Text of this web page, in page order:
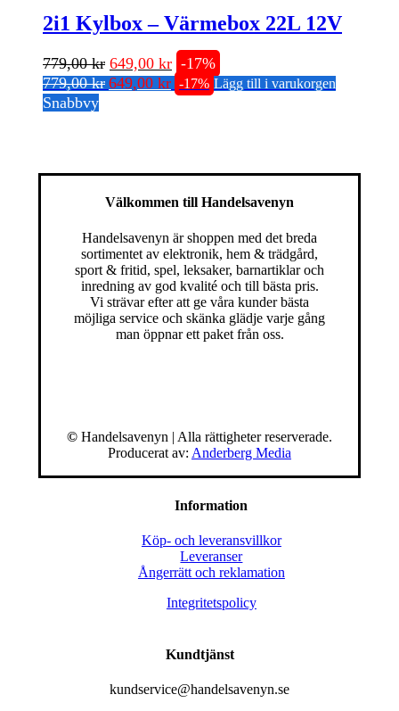
2i1 Kylbox – Värmebox 22L 12V
779,00kr Det
ursprungliga
649,00 krDet
nuvarande
-17%
779,00krDet
ursprungliga
649,00 krDet
nuvarande
-17% Lägg till i varukorgen
Snabbvy
Välkommen till Handelsavenyn
Handelsavenyn är shoppen med det breda
sortimentet av elektronik, hem & trädgård,
sport & fritid, spel, leksaker, barnartiklar och
inredning av god kvalité och till bästa pris.
Vi strävar efter att ge våra kunder bästa
möjliga service och skänka glädje varje gång
man öppnar ett paket från oss.
© Handelsavenyn | Alla rättigheter reserverade.
Producerat av: Anderberg Media
Information
Köp- och leveransvillkor
Leveranser
Ångerrätt och reklamation
Integritetspolicy
Kundtjänst
kundservice@handelsavenyn.se